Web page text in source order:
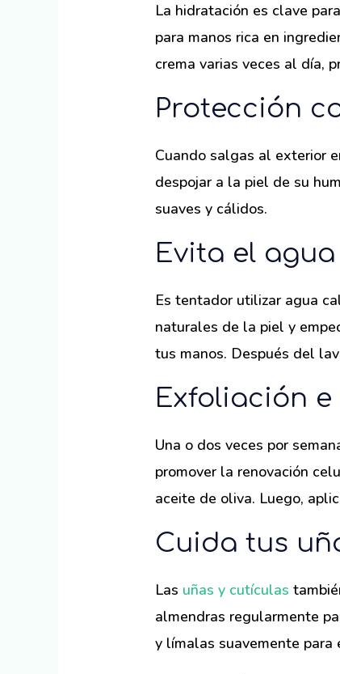
La hidratación es clave
para manos rica en
crema varias veces al día,
Protección
Cuando salgas al exterior
despojar a la piel de su
suaves y cálidos.
Evita el
Es tentador utilizar agua
naturales de la piel y
tus manos. Después del
Exfoliación
Una o dos veces por
promover la renovación
aceite de oliva. Luego,
Cuida tus
Las uñas y cutículas
almendras regularmente
y límalas suavemente para